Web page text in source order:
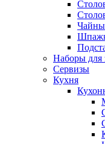
Наборы для
Сервизы
Кухня